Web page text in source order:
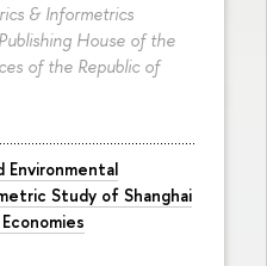
& Informetrics
House of the
of the Republic of
Environmental
Study of Shanghai